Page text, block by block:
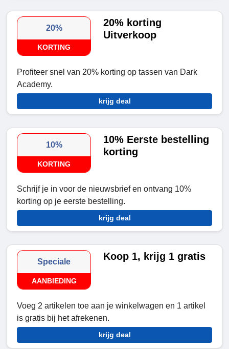
20%
KORTING
20% korting
Uitverkoop
Profiteer snel van 20% korting op tassen van Dark
Academy.
krijg deal
10%
KORTING
10% Eerste bestelling
korting
Schrijf je in voor de nieuwsbrief en ontvang 10%
korting op je eerste bestelling.
krijg deal
Speciale
AANBIEDING
Koop 1, krijg 1 gratis
Voeg 2 artikelen toe aan je winkelwagen en 1 artikel
is gratis bij het afrekenen.
krijg deal